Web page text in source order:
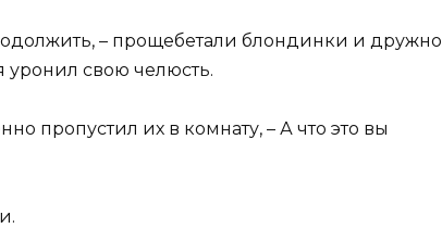
– прощебетали блондинки и дружно
свою челюсть.
пропустил их в комнату, – А что это вы